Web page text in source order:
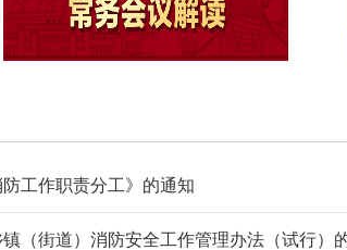
工作职责分工》的通知
（街道）消防安全工作管理办法（试行）